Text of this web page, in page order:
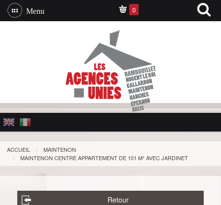
Menu 0
ACCUEIL
MAINTENON
MAINTENON CENTRE APPARTEMENT DE 101 M² AVEC JARDINET
Retour